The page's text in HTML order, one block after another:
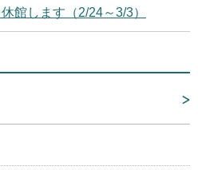
館します（2/24～3/3）